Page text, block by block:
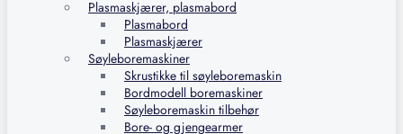
Plasmaskjærer, plasmabord
Plasmabord
Plasmaskjærer
Søyleboremaskiner
Skrustikke til søyleboremaskin
Bordmodell boremaskiner
Søyleboremaskin tilbehør
Bore- og gjengearmer